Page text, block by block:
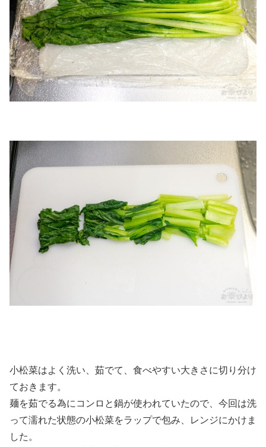
小松菜はよく洗い、茹でて、食べやすい大きさに切り分け
ておきます。
麺を茹でる為にコンロと鍋が使われていたので、今回は洗
って濡れた状態の小松菜をラップで包み、レンジにかけま
した。